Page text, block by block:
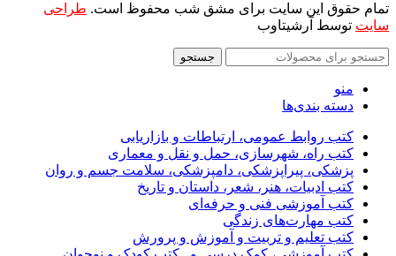
تمام حقوق این سایت برای مشق شب محفوظ است. طراحی
سایت توسط آرشیتاوب
جستجو
منو
دسته بندی‌ها
کتب روابط عمومی، ارتباطات و بازاریابی
کتب راه، شهرسازی، حمل و نقل و معماری
پزشکی، پیراپزشکی، دامپزشکی، سلامت جسم و روان
کتب ادبیات، هنر، شعر، داستان و تاریخ
کتب آموزشی فنی و حرفه‌ای
کتب مهارت‌های زندگی
کتب تعلیم و تربیت و آموزش و پرورش